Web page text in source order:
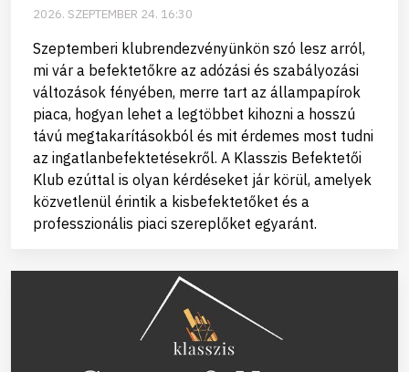
2026. SZEPTEMBER 24. 16:30
Szeptemberi klubrendezvényünkön szó lesz arról,
mi vár a befektetőkre az adózási és szabályozási
változások fényében, merre tart az állampapírok
piaca, hogyan lehet a legtöbbet kihozni a hosszú
távú megtakarításokból és mit érdemes most tudni
az ingatlanbefektetésekről. A Klasszis Befektetői
Klub ezúttal is olyan kérdéseket jár körül, amelyek
közvetlenül érintik a kisbefektetőket és a
professzionális piaci szereplőket egyaránt.